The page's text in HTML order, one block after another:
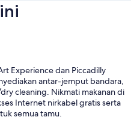
Experience dan Piccadilly
antar-jemput bandara,
cleaning. Nikmati makanan di
Internet nirkabel gratis serta
semua tamu.